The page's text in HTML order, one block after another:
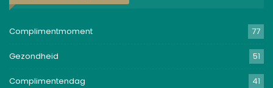
Complimentmoment 77
Gezondheid 51
Complimentendag 41